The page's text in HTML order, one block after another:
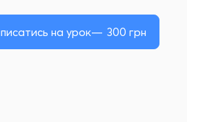
на урок 300 грн